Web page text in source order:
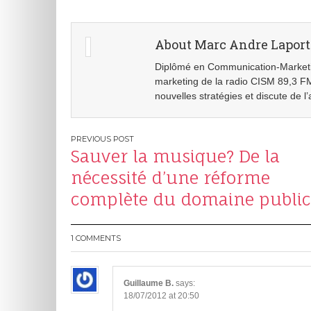
About Marc Andre
Diplômé en Communication-
marketing de la radio CISM 89,3
nouvelles stratégies et discute de
Post
navigation
Sauver la musique? De la
nécessité d’une réforme
complète du domaine public
1 COMMENTS
Guillaume B. says:
18/07/2012 at 20:50